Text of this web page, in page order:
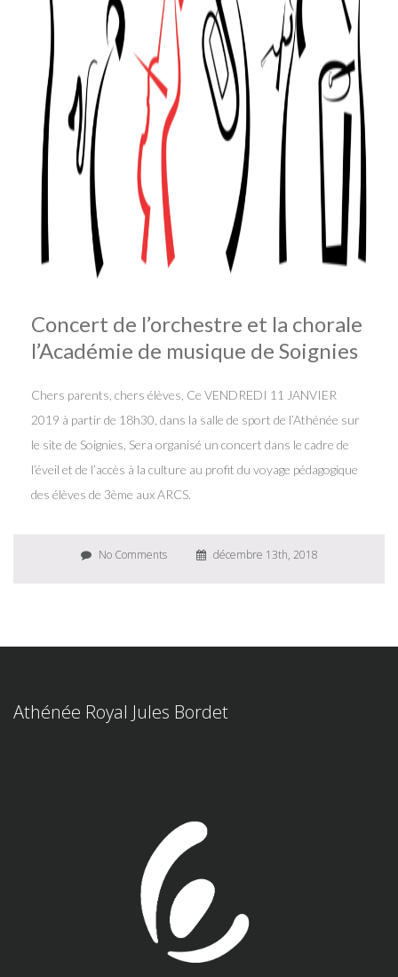
Concert de l’orchestre et la chorale
l’Académie de musique de Soignies
Chers parents, chers élèves, Ce VENDREDI 11 JANVIER
2019 à partir de 18h30, dans la salle de sport de l’Athénée sur
le site de Soignies, Sera organisé un concert dans le cadre de
l’éveil et de l’accès à la culture au profit du voyage pédagogique
des élèves de 3ème aux ARCS.
No Comments décembre 13th, 2018
Athénée Royal Jules Bordet